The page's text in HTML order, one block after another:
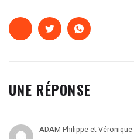
UNE RÉPONSE
ADAM Philippe et Véronique